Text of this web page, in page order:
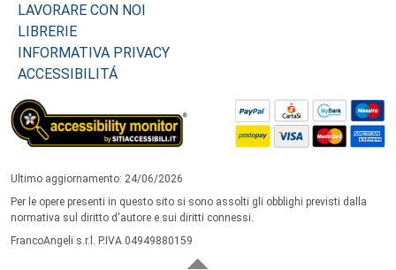
LAVORARE CON NOI
LIBRERIE
INFORMATIVA PRIVACY
ACCESSIBILITÁ
Ultimo aggiornamento: 24/06/2026
Per le opere presenti in questo sito si sono assolti gli obblighi previsti dalla
normativa sul diritto d'autore e sui diritti connessi.
FrancoAngeli s.r.l. P.IVA 04949880159